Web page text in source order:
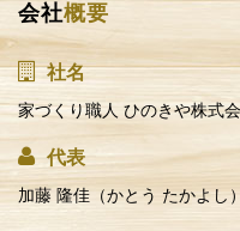
会社概要
社名
家づくり職人 ひのきや株式
代表
加藤 隆佳（かとう たかよし）